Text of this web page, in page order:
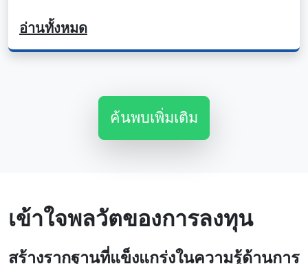
อ่านทั้งหมด
ค้นพบเพิ่มเติม
เข้าใจพลวัตของการลงทุน
สร้างรากฐานที่แข็งแกร่งในความรู้ด้านการ